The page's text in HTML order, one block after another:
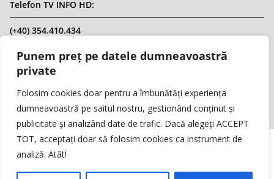
Punem preț pe datele dumneavoastră
private
Folosim cookies doar pentru a îmbunătăți experiența
dumneavoastră pe saitul nostru, gestionând conținut și
publicitate și analizând date de trafic. Dacă alegeți ACCEPT
TOT, acceptați doar să folosim cookies ca instrument de
analiză. Atât!
Telefon TV INFO HD:
(+40) 354.410.434
Email: infohd20@gmail.com
Website: www.replicahd.ro